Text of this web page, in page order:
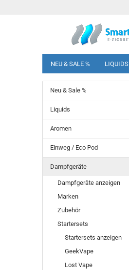
NEU & SALE % LIQUIDS
Neu & Sale %
Liquids
Aromen
Einweg / Eco Pod
Dampfgeräte
Dampfgeräte anzeigen
Marken
Zubehör
Startersets
Startersets anzeigen
GeekVape
Lost Vape